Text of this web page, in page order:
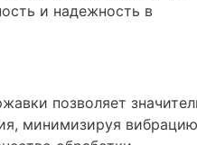
и надежность в
позволяет
минимизируя вибрацию